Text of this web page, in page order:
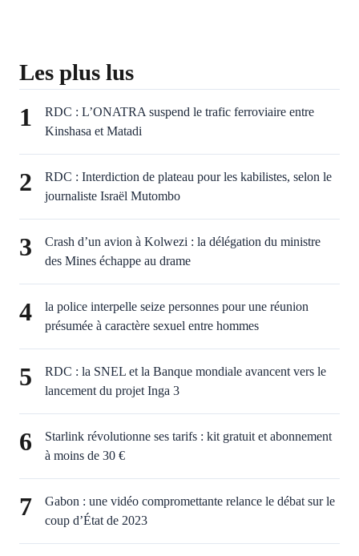
Les plus lus
1
RDC : L’ONATRA suspend le trafic ferroviaire entre
Kinshasa et Matadi
2
RDC : Interdiction de plateau pour les kabilistes, selon le
journaliste Israël Mutombo
3
Crash d’un avion à Kolwezi : la délégation du ministre
des Mines échappe au drame
4
la police interpelle seize personnes pour une réunion
présumée à caractère sexuel entre hommes
5
RDC : la SNEL et la Banque mondiale avancent vers le
lancement du projet Inga 3
6
Starlink révolutionne ses tarifs : kit gratuit et abonnement
à moins de 30 €
7
Gabon : une vidéo compromettante relance le débat sur le
coup d’État de 2023